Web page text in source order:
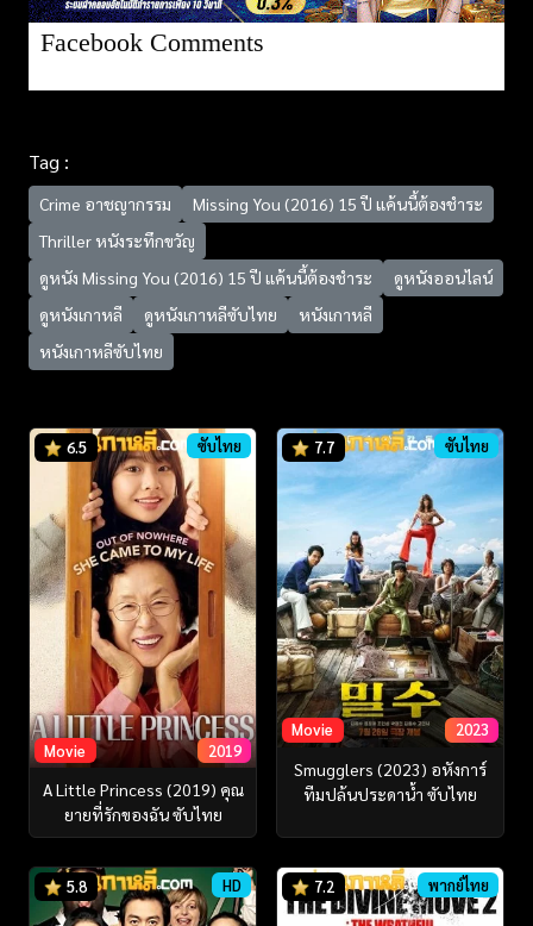
Facebook Comments
Tag :
Crime อาชญากรรม
Missing You (2016) 15 ปี แค้นนี้ต้องชําระ
Thriller หนังระทึกขวัญ
ดูหนัง Missing You (2016) 15 ปี แค้นนี้ต้องชําระ
ดูหนังออนไลน์
ดูหนังเกาหลี
ดูหนังเกาหลีซับไทย
หนังเกาหลี
หนังเกาหลีซับไทย
6.5 ซับไทย
Movie 2019
A Little Princess (2019) คุณ
ยายที่รักของฉัน ซับไทย
7.7 ซับไทย
Movie 2023
Smugglers (2023) อหังการ์
ทีมปล้นประดาน้ำ ซับไทย
5.8 HD 7.2 พากย์ไทย